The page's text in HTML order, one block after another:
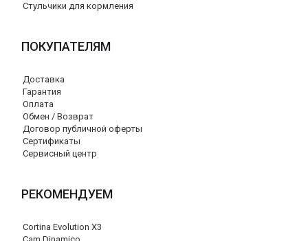
Стульчики для кормления
ПОКУПАТЕЛЯМ
Доставка
Гарантия
Оплата
Обмен / Возврат
Договор публичной оферты
Сертификаты
Сервисный центр
РЕКОМЕНДУЕМ
Cortina Evolution X3